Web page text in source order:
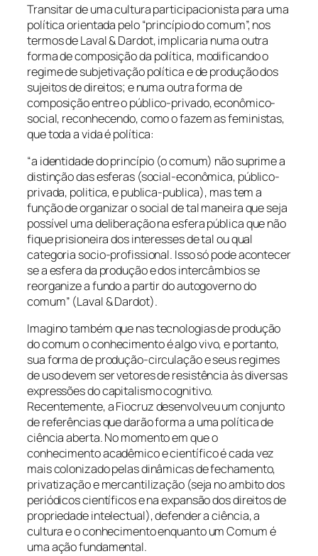
Transitar de uma cultura participacionista para uma
política orientada pelo “princípio do comum”, nos
termos de Laval & Dardot, implicaria numa outra
forma de composição da política, modificando o
regime de subjetivação política e de produção dos
sujeitos de direitos; e numa outra forma de
composição entre o público-privado, econômico-
social, reconhecendo, como o fazem as feministas,
que toda a vida é política:
“a identidade do princípio (o comum) não suprime a
distinção das esferas (social-econômica, público-
privada, politica, e publica-publica), mas tem a
função de organizar o social de tal maneira que seja
possível uma deliberação na esfera pública que não
fique prisioneira dos interesses de tal ou qual
categoria socio-profissional. Isso só pode acontecer
se a esfera da produção e dos intercâmbios se
reorganize a fundo a partir do autogoverno do
comum” (Laval & Dardot).
Imagino também que nas tecnologias de produção
do comum o conhecimento é algo vivo, e portanto,
sua forma de produção-circulação e seus regimes
de uso devem ser vetores de resistência às diversas
expressões do capitalismo cognitivo.
Recentemente, a Fiocruz desenvolveu um conjunto
de referências que darão forma a uma política de
ciência aberta. No momento em que o
conhecimento acadêmico e científico é cada vez
mais colonizado pelas dinâmicas de fechamento,
privatização e mercantilização (seja no ambito dos
periódicos científicos e na expansão dos direitos de
propriedade intelectual), defender a ciência, a
cultura e o conhecimento enquanto um Comum é
uma ação fundamental.